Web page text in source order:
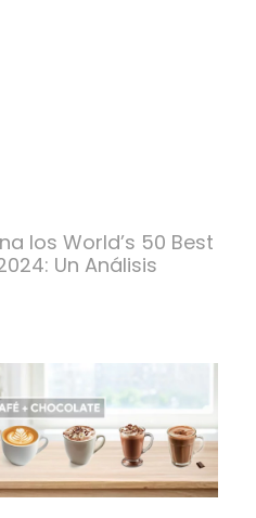
los World’s 50 Best
Un Análisis